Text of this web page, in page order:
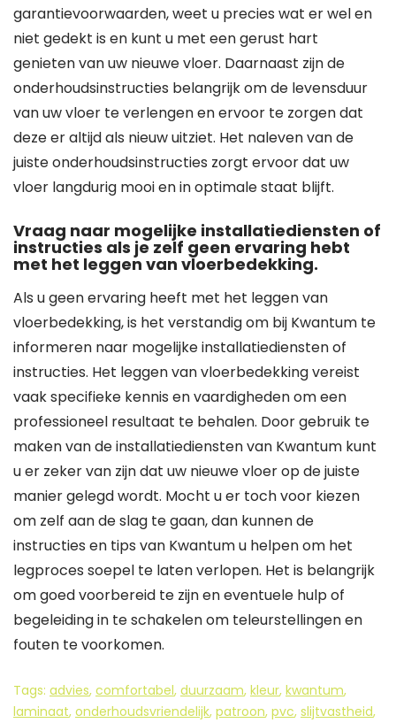
garantievoorwaarden, weet u precies wat er wel en
niet gedekt is en kunt u met een gerust hart
genieten van uw nieuwe vloer. Daarnaast zijn de
onderhoudsinstructies belangrijk om de levensduur
van uw vloer te verlengen en ervoor te zorgen dat
deze er altijd als nieuw uitziet. Het naleven van de
juiste onderhoudsinstructies zorgt ervoor dat uw
vloer langdurig mooi en in optimale staat blijft.
Vraag naar mogelijke installatiediensten of
instructies als je zelf geen ervaring hebt
met het leggen van vloerbedekking.
Als u geen ervaring heeft met het leggen van
vloerbedekking, is het verstandig om bij Kwantum te
informeren naar mogelijke installatiediensten of
instructies. Het leggen van vloerbedekking vereist
vaak specifieke kennis en vaardigheden om een
professioneel resultaat te behalen. Door gebruik te
maken van de installatiediensten van Kwantum kunt
u er zeker van zijn dat uw nieuwe vloer op de juiste
manier gelegd wordt. Mocht u er toch voor kiezen
om zelf aan de slag te gaan, dan kunnen de
instructies en tips van Kwantum u helpen om het
legproces soepel te laten verlopen. Het is belangrijk
om goed voorbereid te zijn en eventuele hulp of
begeleiding in te schakelen om teleurstellingen en
fouten te voorkomen.
Tags: advies, comfortabel, duurzaam, kleur, kwantum,
laminaat, onderhoudsvriendelijk, patroon, pvc, slijtvastheid,